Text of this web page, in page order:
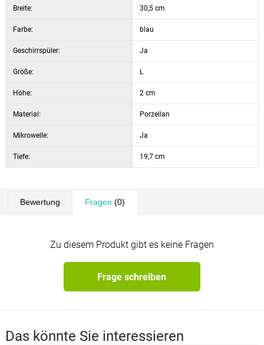
Breite: 30,5 cm
Farbe: blau
Geschirrspüler: Ja
Größe: L
Höhe: 2 cm
Material: Porzellan
Mikrowelle: Ja
Tiefe: 19,7 cm
Bewertung Fragen (0)
Zu diesem Produkt gibt es keine Fragen
Frage schreiben
Das könnte Sie interessieren